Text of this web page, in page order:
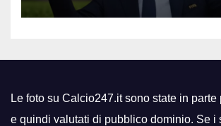
Le foto su Calcio247.it sono state in parte
e quindi valutati di pubblico dominio. Se i